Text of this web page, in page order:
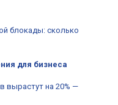
блокады: сколько
для бизнеса
вырастут на 20% —